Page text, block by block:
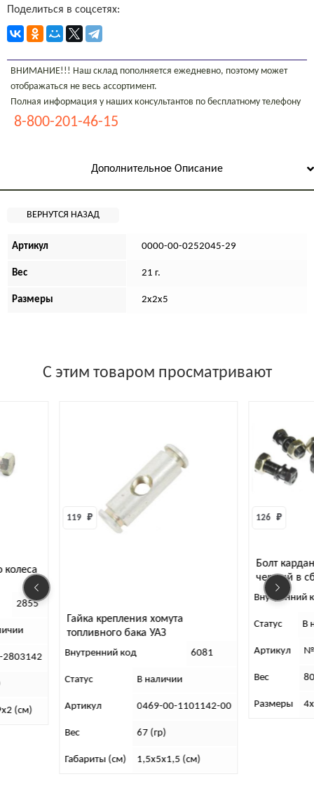
Поделиться в соцсетях:
ВНИМАНИЕ!!! Наш склад пополняется ежедневно, поэтому может
отображаться не весь ассортимент.
Полная информация у наших консультантов по бесплатному телефону
8-800-201-46-15
Дополнительное Описание
Артикул 0000-00-0252045-29
Вес 21 г.
Размеры 2х2х5
С этим товаром просматривают
колеса
2855
2803142
(см)
Гайка крепления хомута
топливного бака УАЗ
119 ₽
Внутренний код 6081
Статус В наличии
Артикул 0469-00-1101142-00
Вес 67 (гр)
Габариты (см) 1,5х5х1,5 (см)
Болт
черный в
шт)
126 ₽
Внутренний
Статус В
Артикул
Вес
Размеры